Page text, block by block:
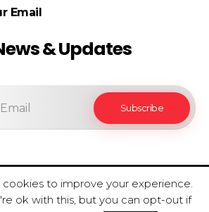
Email
& Updates
- All Rights Reserved.
cookies to improve your experience.
ok with this, but you can opt-out if